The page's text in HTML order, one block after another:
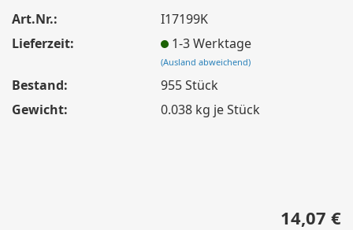
Art.Nr.:
I17199K
Lieferzeit:
1-3 Werktage
(Ausland abweichend)
Bestand: 955Stück
Gewicht:
0.038 kg je Stück
14,07 €